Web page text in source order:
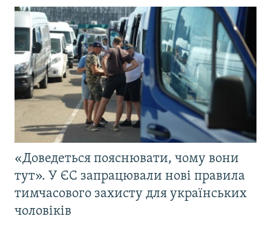
«Доведеться пояснювати, чому вони
тут». У ЄС запрацювали нові правила
тимчасового захисту для українських
чоловіків